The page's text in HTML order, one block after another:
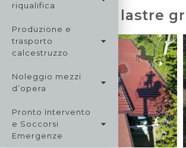
Coperture con lastre
riqualifica
Produzione e
trasporto
calcestruzzo
Noleggio mezzi
d’opera
Pronto Intervento
e Soccorsi
Emergenze